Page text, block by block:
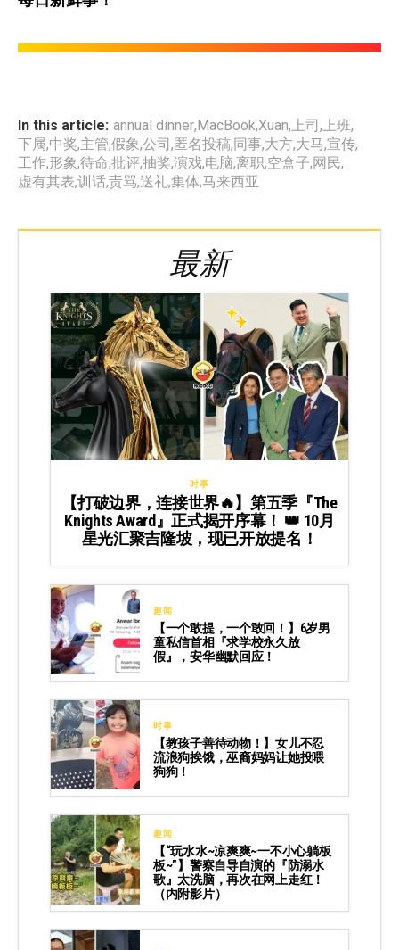
In this article: annual dinner,MacBook,Xuan, 上司, 上班,
下属,中奖,主管,假象,公司,匿名投稿,同事,大方,大马,宣传,
工作,形象,待命,批评,抽奖,演戏,电脑,离职,空盒子,网民,
虚有其表,训话,责骂,送礼,集体,马来西亚
最新
时事
【打破边界，连接世界🔥】第五季『The
Knights Award』正式揭开序幕！ 👑 10月
星光汇聚吉隆坡，现已开放提名！
趣闻
【一个敢提，一个敢回！】6岁男
童私信首相『求学校永久放
假』，安华幽默回应！
时事
【教孩子善待动物！】女儿不忍
流浪狗挨饿，巫裔妈妈让她投喂
狗狗！
趣闻
【“玩水水~凉爽爽~一不小心躺板
板~”】警察自导自演的『防溺水
歌』太洗脑，再次在网上走红！
（内附影片）